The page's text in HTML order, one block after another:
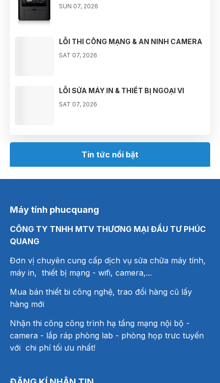
SUN 07, 2026
LỖI THI CÔNG MẠNG & AN NINH CAMERA
SAT 07, 2026
LỖI SỬA MÁY IN & THIẾT BỊ NGOẠI VI
SAT 07, 2026
SAT 07, 2026Tin tức nổi bật
Máy tính phucquang
CÔNG TY TNHH MTV THƯƠNG MẠI ĐẦU TƯ PHÚC
QUANG
Đơn vị chuyên cung cấp dịch vụ sửa chữa máy tính,
máy in, thiết bị mạng - wifi, camera,...
Mua bán thiết bi công nghệ, trao đổi hàng cũ lấy
hàng mới
Nhận thi công công trình hạ tầng mạng nội bộ -
camera - lắp ráp phòng lab - phòng họp trưc tuyến
với chi phí tối ưu nhất!